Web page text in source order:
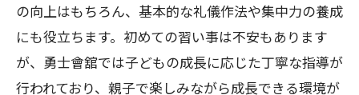
の向上はもちろん、基本的な礼儀作法や集中力の養成
にも役立ちます。初めての習い事は不安もあります
が、勇士會舘では子どもの成長に応じた丁寧な指導が
行われており、親子で楽しみながら成長できる環境が